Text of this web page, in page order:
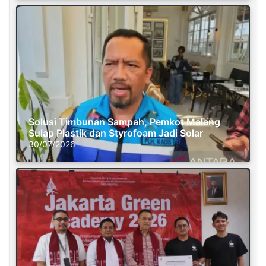
Solusi Timbunan Sampah, Pemkot Malang
Sulap Plastik dan Styrofoam Jadi Solar
30/07/2026